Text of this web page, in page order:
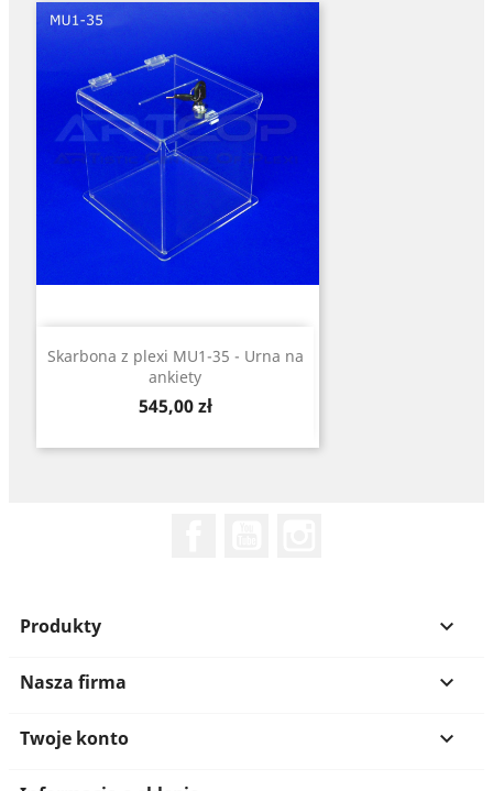
Skarbona z plexi MU1-35 - Urna na
ankiety
Cena
545,00 zł
Produkty 
Nasza firma 
Twoje konto 